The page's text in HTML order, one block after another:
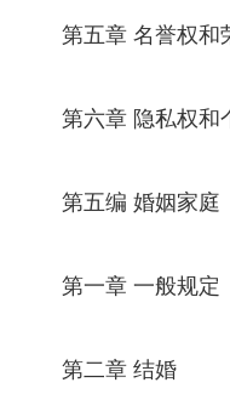
第五章 名誉权和
第六章 隐私权和
第五编 婚姻家庭
第一章 一般规定
第二章 结婚